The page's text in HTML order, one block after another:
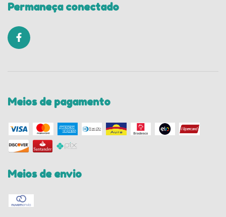
Permaneça conectado
Meios de pagamento
Meios de envio